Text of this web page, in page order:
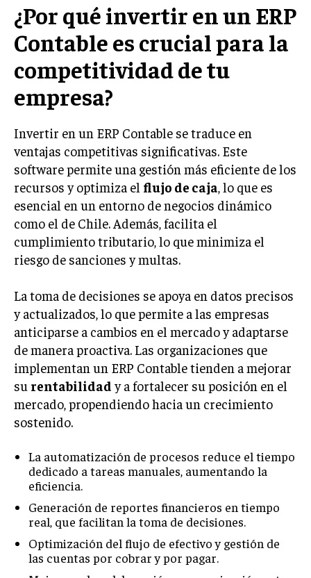
FRANQUICIAS
MARKETING DE INFLUENCERS
E-COMMERCE Y COMERCIO ELECTRÓNICO
ESTRATEGIAS DE PRICING Y GESTIÓN DE
PRECIOS
GESTIÓN DE CRISIS EMPRESARIALES
EMPRESAS Y STARTUPS TECNOLÓGICAS
GESTIÓN DE LA EXPERIENCIA DEL CLIENTE
PROYECTOS
GESTIÓN DE OPERACIONES Y CADENA DE
SUMINISTRO
LOGÍSTICA EMPRESARIAL
CALIDAD Y MEJORA CONTINUA
TALENTOS
TALENTO
COMPENSACIÓN Y BENEFICIOS
RECLUTAMIENTO Y SELECCIÓN
DESARROLLO DE PERSONAL
CULTURA Y CLIMA ORGANIZACIONAL
¿Por qué invertir en un ERP
Contable es crucial para la
competitividad de tu
empresa?
Invertir en un ERP Contable se traduce en
ventajas competitivas significativas. Este
software permite una gestión más eficiente de los
recursos y optimiza el flujo de caja, lo que es
esencial en un entorno de negocios dinámico
como el de Chile. Además, facilita el
cumplimiento tributario, lo que minimiza el
riesgo de sanciones y multas.
La toma de decisiones se apoya en datos precisos
y actualizados, lo que permite a las empresas
anticiparse a cambios en el mercado y adaptarse
de manera proactiva. Las organizaciones que
implementan un ERP Contable tienden a mejorar
su rentabilidad y a fortalecer su posición en el
mercado, propendiendo hacia un crecimiento
sostenido.
La automatización de procesos reduce el tiempo
dedicado a tareas manuales, aumentando la
eficiencia.
Generación de reportes financieros en tiempo
real, que facilitan la toma de decisiones.
Optimización del flujo de efectivo y gestión de
las cuentas por cobrar y por pagar.